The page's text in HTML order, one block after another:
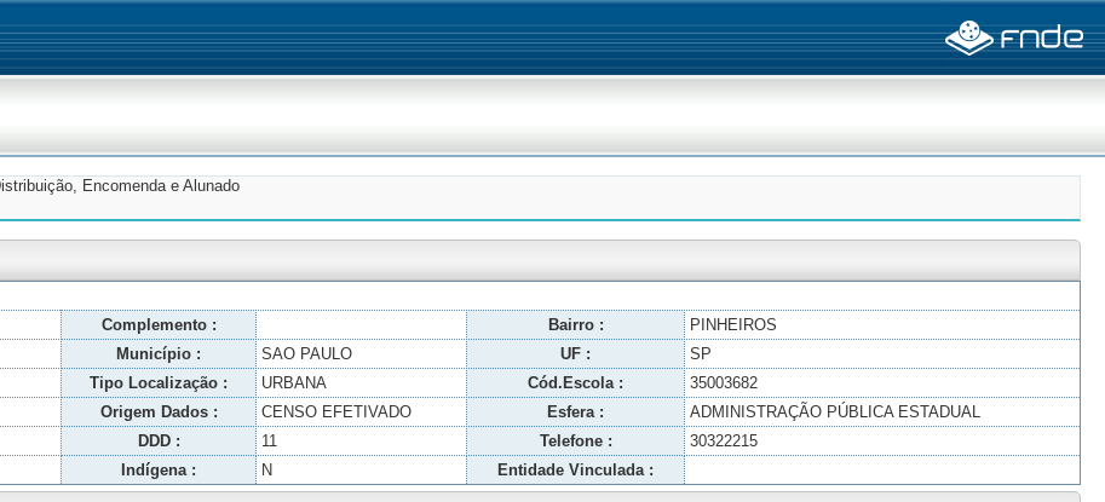
Encomenda e Alunado
Complemento : Bairro :
PINHEIROS
Município : SAO PAULO UF :
SP
Tipo Localização : URBANA Cód.Escola :
35003682
Origem Dados : CENSO EFETIVADO Esfera :
ADMINISTRAÇÃO PÚBLICA ESTADUAL
DDD : 11 Telefone :
30322215
Indígena : N Entidade Vinculada :